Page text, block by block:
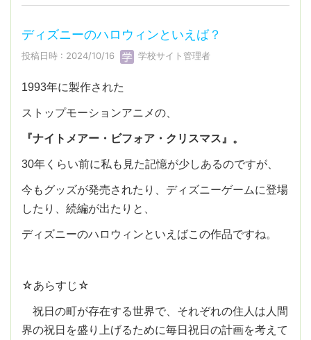
ディズニーのハロウィンといえば？
投稿日時 : 2024/10/16 学校サイト管理者
1993年に製作された
ストップモーションアニメの、
『ナイトメアー・ビフォア・クリスマス』。
30年くらい前に私も見た記憶が少しあるのですが、
今もグッズが発売されたり、ディズニーゲームに登場
したり、続編が出たりと、
ディズニーのハロウィンといえばこの作品ですね。
☆あらすじ☆
祝日の町が存在する世界で、それぞれの住人は人間
界の祝日を盛り上げるために毎日祝日の計画を考えて